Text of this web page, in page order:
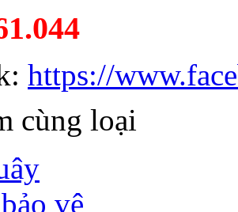
https://
cùng loại